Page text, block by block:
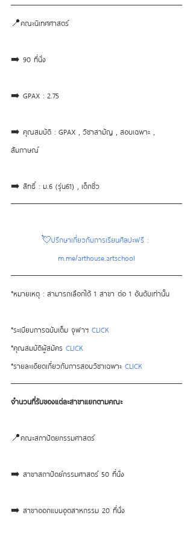
📍คณะนิเทศศาสตร์
➡️ 90 ที่นั่ง
➡️ GPAX : 2.75
➡️ คุณสมบัติ : GPAX , วิชาสามัญ , สอบเฉพาะ ,
สัมภาษณ์
➡️ สิทธิ์ : ม.6 (รุ่น61) , เด็กซิ่ว
💘ปรึกษาเกี่ยวกับการเรียนศิลปะฟรี :
m.me/arthouse.artschool
*หมายเหตุ : สามารถเลือกได้ 1 สาขา ต่อ 1 อันดับเท่านั้น
*ระเบียบการฉบับเต็ม จุฬาฯ CLICK
*คุณสมบัติผู้สมัคร CLICK
*รายละเอียดเกี่ยวกับการสอบวิชาเฉพาะ CLICK
จำนวนที่รับของแต่ละสาขาแยกตามคณะ
📍คณะสถาปัตยกรรมศาสตร์
➡️ สาขาสถาปัตย์กรรมศาสตร์ 50 ที่นั่ง
➡️ สาขาออกแบบอุตสาหกรรม 20 ที่นั่ง